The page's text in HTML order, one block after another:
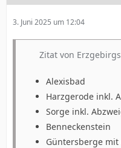
3. Juni 2025 um 12:04
Zitat von
Alexisbad
Harzgerode inkl.
Sorge inkl.
Benneckenstein
Güntersberge mit